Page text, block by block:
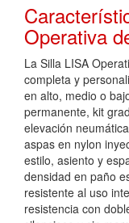
Operativa
La Silla LISA
completa y
en alto, medio o
permanente, kit
elevación
aspas en nylon
estilo, asiento y
densidad en paño
resistente al uso
resistencia con